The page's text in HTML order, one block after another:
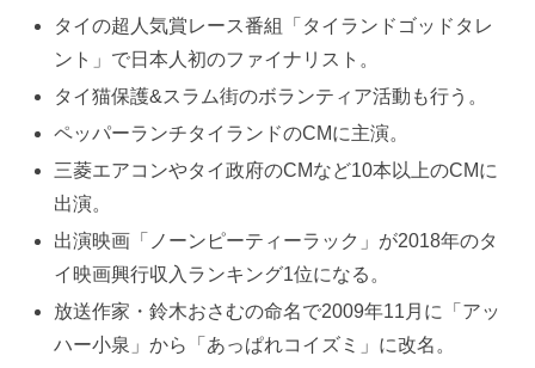
タイの超人気賞レース番組「タイランドゴッドタレ
ント」で日本人初のファイナリスト。
タイ猫保護&スラム街のボランティア活動も行う。
ペッパーランチタイランドのCMに主演。
三菱エアコンやタイ政府のCMなど10本以上のCMに
出演。
出演映画「ノーンピーティーラック」が2018年のタ
イ映画興行収入ランキング1位になる。
放送作家・鈴木おさむの命名で2009年11月に「アッ
ハー小泉」から「あっぱれコイズミ」に改名。